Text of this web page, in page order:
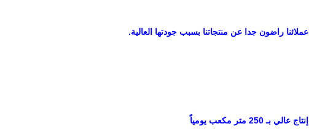
عملائنا راضون جدا عن منتجاتنا بسبب جودتها العالية.
إنتاج عالي بـ 250 متر مكعب يومياً